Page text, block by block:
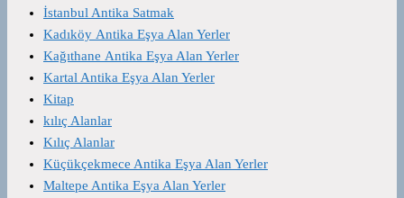
İstanbul Antika Satmak
Kadıköy Antika Eşya Alan Yerler
Kağıthane Antika Eşya Alan Yerler
Kartal Antika Eşya Alan Yerler
Kitap
kılıç Alanlar
Kılıç Alanlar
Küçükçekmece Antika Eşya Alan Yerler
Maltepe Antika Eşya Alan Yerler